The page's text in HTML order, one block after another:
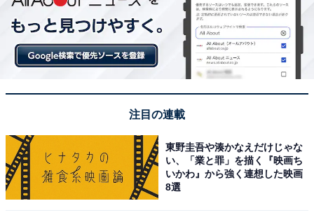
機内持ち込みサイズのスーツケースと容量は同じ
注目の連載
東野圭吾や湊かなえだけじゃな
い、「業と罪」を描く『映画ち
いかわ』から強く連想した映画
8選